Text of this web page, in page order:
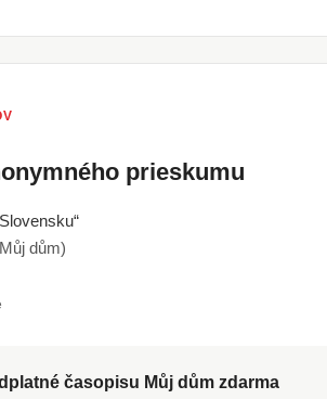
prieskumu
dům)
časopisu Můj dům zdarma